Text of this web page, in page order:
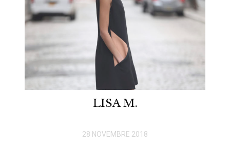
LISA M.
28 NOVEMBRE 2018